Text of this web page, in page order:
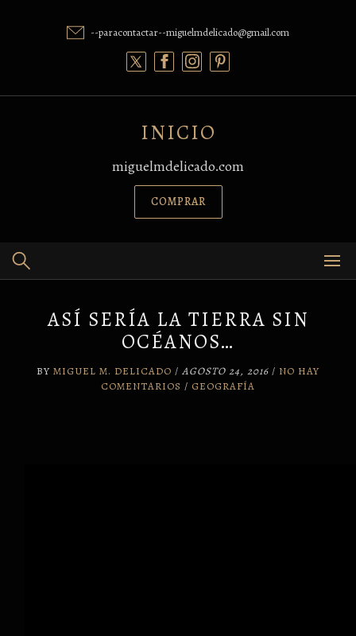
--paracontactar--miguelmdelicado@gmail.com
INICIO
miguelmdelicado.com
COMPRAR
ASÍ SERÍA LA TIERRA SIN
OCÉANOS…
BY MIGUEL M. DELICADO / AGOSTO 24, 2016 / NO HAY
COMENTARIOS / GEOGRAFÍA